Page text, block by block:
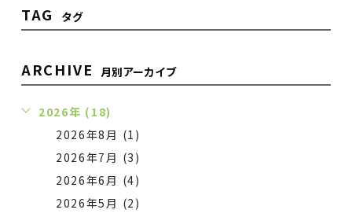
TAG タグ
ARCHIVE 月別アーカイブ
2026年 (18)
2026年8月 (1)
2026年7月 (3)
2026年6月 (4)
2026年5月 (2)